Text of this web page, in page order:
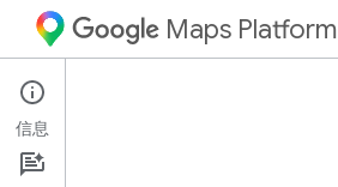
Maps Platform
Android
指南
信息